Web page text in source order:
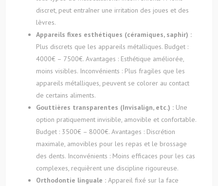
discret, peut entraîner une irritation des joues et des
lèvres.
Appareils fixes esthétiques (céramiques, saphir) :
Plus discrets que les appareils métalliques. Budget :
4000€ – 7500€. Avantages : Esthétique améliorée,
moins visibles. Inconvénients : Plus fragiles que les
appareils métalliques, peuvent se colorer au contact
de certains aliments.
Gouttières transparentes (Invisalign, etc.) : Une
option pratiquement invisible, amovible et confortable.
Budget : 3500€ – 8000€. Avantages : Discrétion
maximale, amovibles pour les repas et le brossage
des dents. Inconvénients : Moins efficaces pour les cas
complexes, requièrent une discipline rigoureuse.
Orthodontie linguale : Appareil fixé sur la face